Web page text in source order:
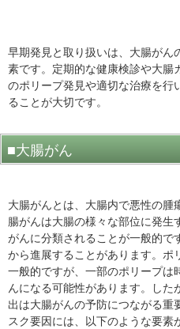
早期発見と取り扱いは、大腸が
素です。定期的な健康検診や大腸
のポリープ発見や適切な治療を行
ることが大切です。
■大腸がん
大腸がんとは、大腸内で悪性の
腸がんは大腸の様々な部位に発
がんに分類されることが一般的
から進展することがあります。
一般的ですが、一部のポリープ
んになる可能性があります。し
出は大腸がんの予防につながる重
スク要因には、以下のような要素